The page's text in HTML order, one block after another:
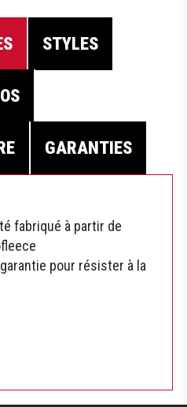
STYLES
GARANTIES
fabriqué à partir de
pour résister à la